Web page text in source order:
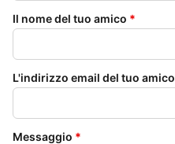
Il nome del tuo amico *
L'indirizzo email del tuo amico
Messaggio *